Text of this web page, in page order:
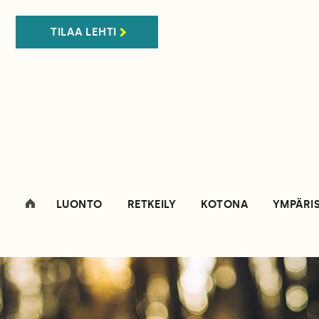
TILAA LEHTI
LUONTO RETKEILY KOTONA